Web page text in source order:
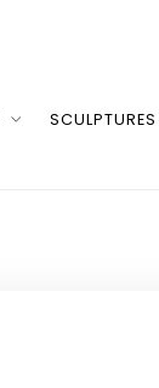
SCULPTURES